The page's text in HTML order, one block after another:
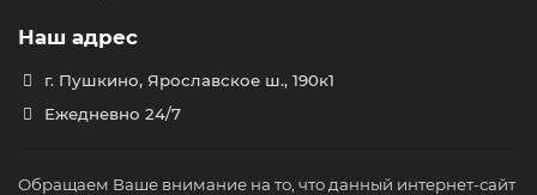
Наш адрес
г. Пушкино, Ярославское ш., 190к1
Ежедневно 24/7
Обращаем Ваше внимание на то, что данный интернет-сайт